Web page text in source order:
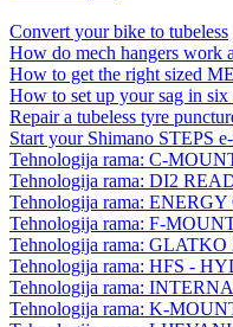
Convert your bike to tubeless
How do mech hangers work
How to get the right sized
How to set up your sag in six
Repair a tubeless tyre
Start your Shimano STEPS
Tehnologija rama: C-
Tehnologija rama: DI2
Tehnologija rama:
Tehnologija rama: F-
Tehnologija rama:
Tehnologija rama: HFS -
Tehnologija rama:
Tehnologija rama: K-